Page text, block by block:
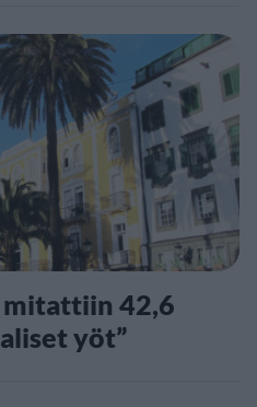
mitattiin 42,6
yöt”